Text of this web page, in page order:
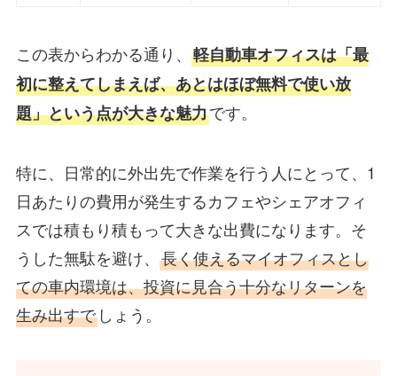
この表からわかる通り、 軽自動車オフィスは「最
初に整えてしまえば、あとはほぼ無料で使い放
題」という点が大きな魅力です。
特に、日常的に外出先で作業を行う人にとって、1
日あたりの費用が発生するカフェやシェアオフィ
スでは積もり積もって大きな出費になります。そ
うした無駄を避け、 長く使えるマイオフィスとし
ての車内環境は、投資に見合う十分なリターンを
生み出すでしょう。